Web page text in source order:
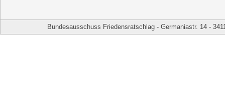
Bundesausschuss Friedensratschlag - Germaniastr. 14 -